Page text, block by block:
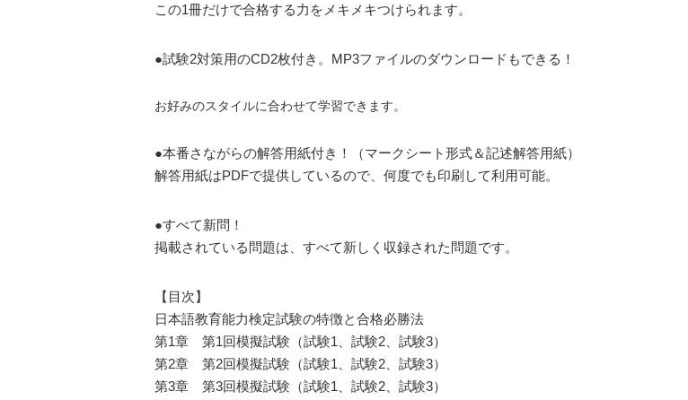
この1冊だけで合格する力をメキメキつけられます。
●試験2対策用のCD2枚付き。MP3ファイルのダウンロードもできる！
お好みのスタイルに合わせて学習できます。
●本番さながらの解答用紙付き！（マークシート形式＆記述解答用紙）
解答用紙はPDFで提供しているので、何度でも印刷して利用可能。
●すべて新問！
掲載されている問題は、すべて新しく収録された問題です。
【目次】
日本語教育能力検定試験の特徴と合格必勝法
第1章 第1回模擬試験（試験1、試験2、試験3）
第2章 第2回模擬試験（試験1、試験2、試験3）
第3章 第3回模擬試験（試験1、試験2、試験3）